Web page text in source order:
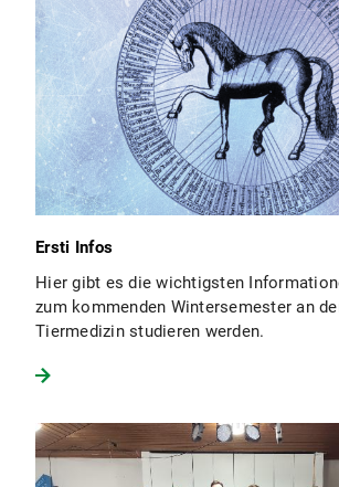
Ersti Infos
Hier gibt es die wichtigsten
zum kommenden Wintersemester an
Tiermedizin studieren werden.